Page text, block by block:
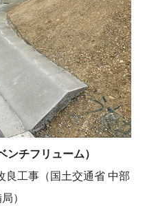
チフリューム）
良工事（国土交通省 中部
）